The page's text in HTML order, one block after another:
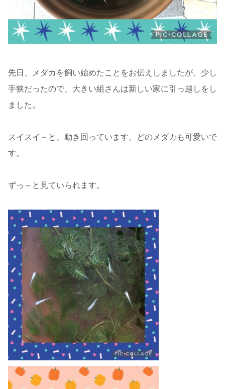
先日、メダカを飼い始めたことをお伝えしましたが、少し
手狭だったので、大きい組さんは新しい家に引っ越しをし
ました。
スイスイ～と、動き回っています。どのメダカも可愛いで
す。
ずっ～と見ていられます。